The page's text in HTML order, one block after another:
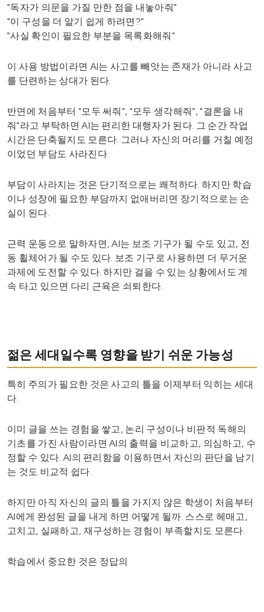
"독자가 의문을 가질 만한 점을 내놓아줘"
"이 구성을 더 알기 쉽게 하려면?"
"사실 확인이 필요한 부분을 목록화해줘"
이 사용 방법이라면 AI는 사고를 빼앗는 존재가 아니라 사고
를 단련하는 상대가 된다.
반면에 처음부터 "모두 써줘", "모두 생각해줘", "결론을 내
줘"라고 부탁하면 AI는 편리한 대행자가 된다. 그 순간 작업
시간은 단축될지도 모른다. 그러나 자신의 머리를 거칠 예정
이었던 부담도 사라진다.
부담이 사라지는 것은 단기적으로는 쾌적하다. 하지만 학습
이나 성장에 필요한 부담까지 없애버리면 장기적으로는 손
실이 된다.
근력 운동으로 말하자면, AI는 보조 기구가 될 수도 있고, 전
동 휠체어가 될 수도 있다. 보조 기구로 사용하면 더 무거운
과제에 도전할 수 있다. 하지만 걸을 수 있는 상황에서도 계
속 타고 있으면 다리 근육은 쇠퇴한다.
젊은 세대일수록 영향을 받기 쉬운 가능성
특히 주의가 필요한 것은 사고의 틀을 이제부터 익히는 세대
다.
이미 글을 쓰는 경험을 쌓고, 논리 구성이나 비판적 독해의
기초를 가진 사람이라면 AI의 출력을 비교하고, 의심하고, 수
정할 수 있다. AI의 편리함을 이용하면서 자신의 판단을 남기
는 것도 비교적 쉽다.
하지만 아직 자신의 글의 틀을 가지지 않은 학생이 처음부터
AI에게 완성된 글을 내게 하면 어떻게 될까. 스스로 헤매고,
고치고, 실패하고, 재구성하는 경험이 부족할지도 모른다.
학습에서 중요한 것은 정답의